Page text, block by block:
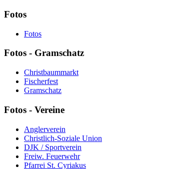
Fotos
Fotos
Fotos - Gramschatz
Christbaummarkt
Fischerfest
Gramschatz
Fotos - Vereine
Anglerverein
Christlich-Soziale Union
DJK / Sportverein
Freiw. Feuerwehr
Pfarrei St. Cyriakus